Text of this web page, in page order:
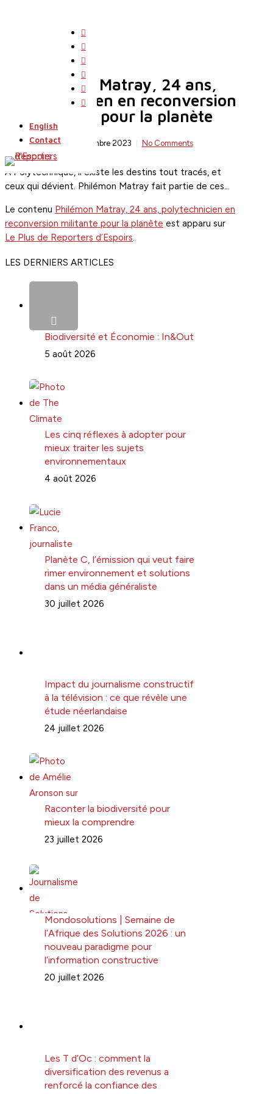
twitter
facebook
linkedin
youtube
instagram
flickr
English
Contact
search
Menu
Philémon Matray, 24 ans,
polytechnicien en reconversion
militante pour la planète
By 2 décembre 2023 No Comments
À Polytechnique, il existe les destins tout tracés, et
ceux qui dévient. Philémon Matray fait partie de ces…
Le contenu Philémon Matray, 24 ans, polytechnicien en
reconversion militante pour la planète est apparu sur
Le Plus de Reporters d’Espoirs.
LES DERNIERS ARTICLES
Biodiversité et Économie : In&Out
5 août 2026
Les cinq réflexes à adopter pour
mieux traiter les sujets
environnementaux
4 août 2026
Planète C, l’émission qui veut faire
rimer environnement et solutions
dans un média généraliste
30 juillet 2026
Impact du journalisme constructif
à la télévision : ce que révèle une
étude néerlandaise
24 juillet 2026
Raconter la biodiversité pour
mieux la comprendre
23 juillet 2026
Mondosolutions | Semaine de
l’Afrique des Solutions 2026 : un
nouveau paradigme pour
l’information constructive
20 juillet 2026
Les T d’Oc : comment la
diversification des revenus a
renforcé la confiance des